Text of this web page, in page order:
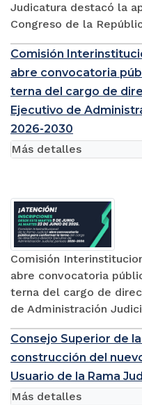
Judicatura destacó la
Congreso de la
Comisión
abre convocatoria
terna del cargo de
Ejecutivo de
2026-2030
Comisión
abre convocatoria
terna del cargo de
de Administración
Más detalles
Consejo Superior de
construcción del
Usuario de la Rama
Más detalles